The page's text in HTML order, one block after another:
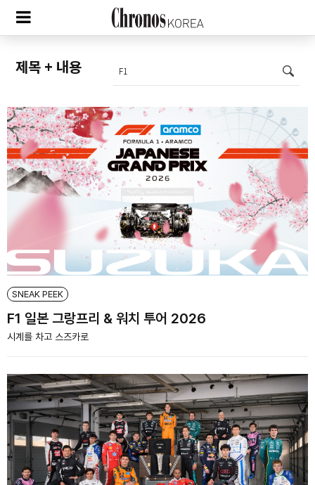
SNEAK PEEK
F1 일본 그랑프리 & 워치 투어 2026
시계를 차고 스즈카로